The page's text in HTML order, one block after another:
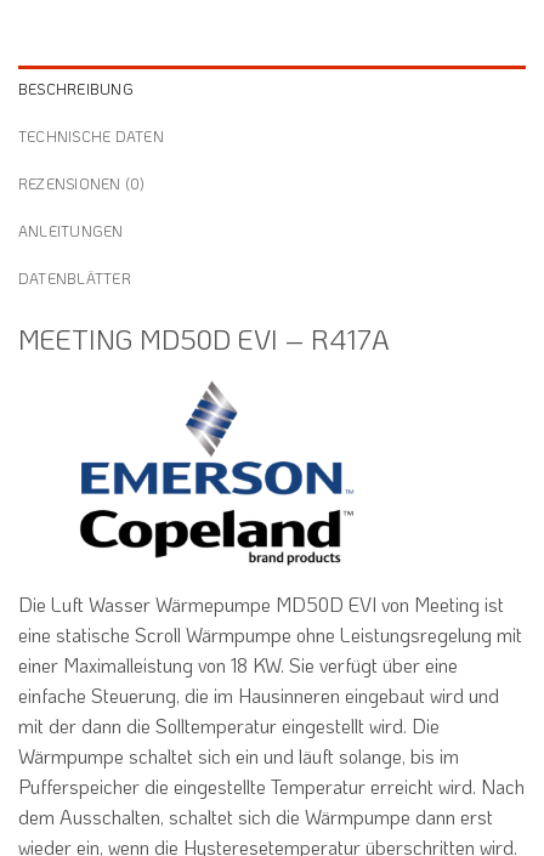
BESCHREIBUNG
TECHNISCHE DATEN
REZENSIONEN (0)
ANLEITUNGEN
DATENBLÄTTER
MEETING MD50D EVI – R417A
Die Luft Wasser Wärmepumpe MD50D EVI von Meeting ist
eine statische Scroll Wärmpumpe ohne Leistungsregelung mit
einer Maximalleistung von 18 KW. Sie verfügt über eine
einfache Steuerung, die im Hausinneren eingebaut wird und
mit der dann die Solltemperatur eingestellt wird. Die
Wärmpumpe schaltet sich ein und läuft solange, bis im
Pufferspeicher die eingestellte Temperatur erreicht wird. Nach
dem Ausschalten, schaltet sich die Wärmpumpe dann erst
wieder ein, wenn die Hysteresetemperatur überschritten wird.